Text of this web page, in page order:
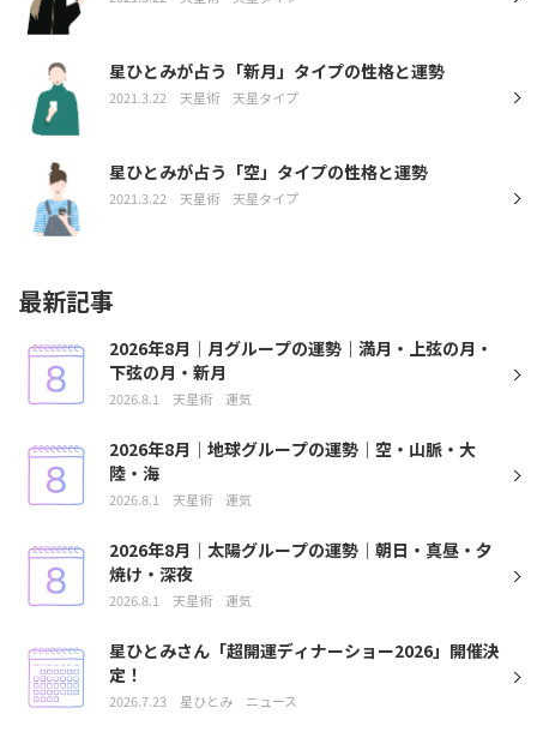
星ひとみが占う「新月」タイプの性格と運勢
2021.3.22 天星術 天星タイプ
星ひとみが占う「空」タイプの性格と運勢
2021.3.22 天星術 天星タイプ
最新記事
2026年8月｜月グループの運勢｜満月・上弦の月・
下弦の月・新月
2026.8.1 天星術 運気
2026年8月｜地球グループの運勢｜空・山脈・大
陸・海
2026.8.1 天星術 運気
2026年8月｜太陽グループの運勢｜朝日・真昼・夕
焼け・深夜
2026.8.1 天星術 運気
星ひとみさん「超開運ディナーショー2026」開催決
定！
2026.7.23 星ひとみ ニュース